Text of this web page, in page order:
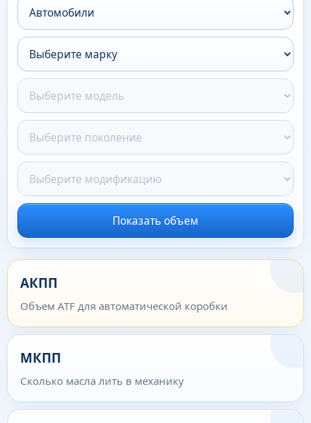
Показать объем
АКПП
Объем ATF для автоматической коробки
МКПП
Сколько масла лить в механику